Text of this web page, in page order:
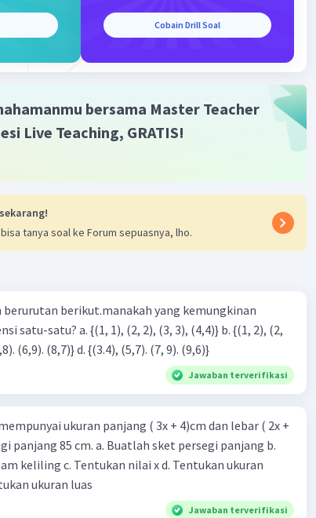
Cobain Drill Soal
bersama Master Teacher
Live Teaching, GRATIS!
tanya soal ke Forum sepuasnya, lho.
berurutan berikut.manakah yang kemungkinan
3), (3, 4). (4,5)} c. {(2,7). (4,8). (6,9). (8,7)} d. {(3.4), (5,7). (7, 9). (9,6)}
Jawaban terverifikasi
ukuran panjang ( 3x + 4)cm dan lebar ( 2x +
panjang 85 cm. a. Buatlah sket persegi panjang b.
keliling c. Tentukan nilai x d. Tentukan ukuran
ukuran luas
Jawaban terverifikasi